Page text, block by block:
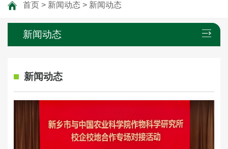
首页 > 新闻动态 > 新闻动态
新闻动态
新闻动态